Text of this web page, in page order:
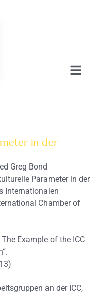
in der
Greg Bond
Parameter in der
Internationalen
Chamber of
Example of the ICC
an der ICC,